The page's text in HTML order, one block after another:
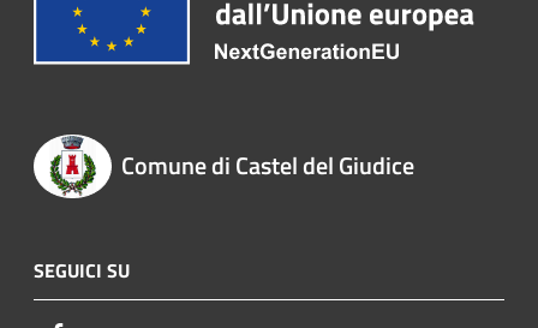
Comune di Castel del Giudice
SEGUICI SU